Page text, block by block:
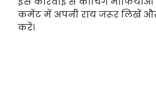
कमेंट में अपनी राय जरूर लिखें
करें।